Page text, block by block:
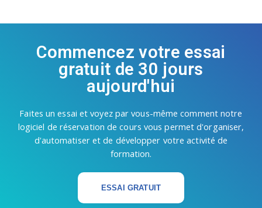
Commencez votre essai
gratuit de 30 jours
aujourd'hui
Faites un essai et voyez par vous-même comment notre
logiciel de réservation de cours vous permet d'organiser,
d'automatiser et de développer votre activité de
formation.
ESSAI GRATUIT